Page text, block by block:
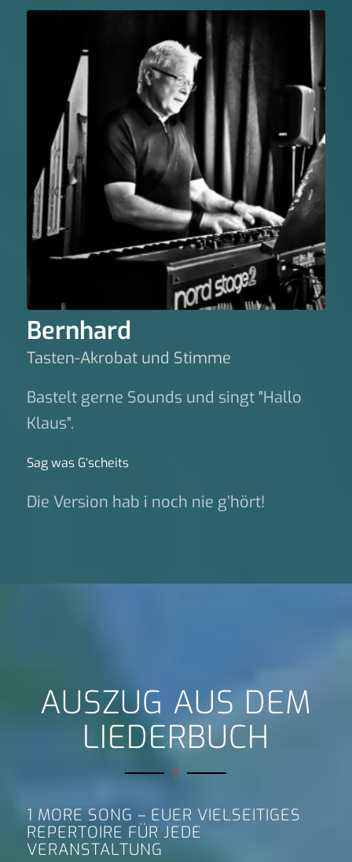
Bernhard
Tasten-Akrobat und Stimme
Bastelt gerne Sounds und singt "Hallo
Klaus".
Sag was G‘scheits
Die Version hab i noch nie g’hört!
AUSZUG AUS DEM
LIEDERBUCH
1 MORE SONG – EUER VIELSEITIGES
REPERTOIRE FÜR JEDE
VERANSTALTUNG